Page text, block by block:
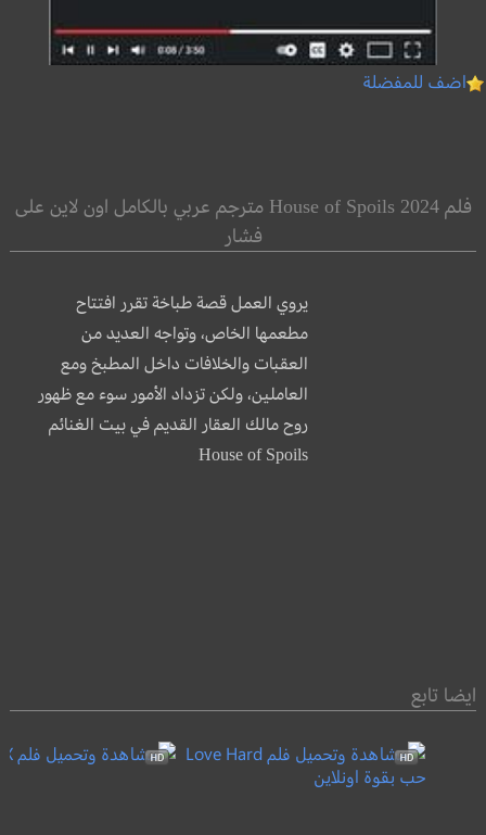
اضف للمفضلة
فلم House of Spoils 2024 مترجم عربي بالكامل اون لاين على
فشار
يروي العمل قصة طباخة تقرر افتتاح
مطعمها الخاص، وتواجه العديد من
العقبات والخلافات داخل المطبخ ومع
العاملين، ولكن تزداد الأمور سوء مع ظهور
روح مالك العقار القديم في بيت الغنائم
House of Spoils
ايضا تابع